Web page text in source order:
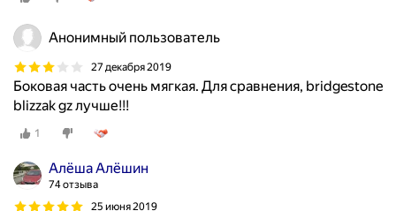
Анонимный пользователь
27 декабря 2019
Боковая часть очень мягкая. Для сравнения, bridgestone
blizzak gz лучше!!!
1
Алёша Алёшин
74 отзыва
25 июня 2019